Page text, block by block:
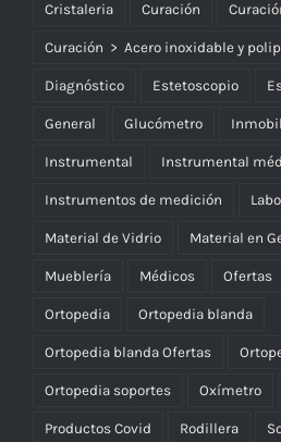
Cristaleria Curación
Curación > Acero inoxidable y
Diagnóstico Estetoscopio
General Glucómetro
Instrumental Instrumental
Instrumentos de medición
Material de Vidrio Material en
Mueblería Médicos Ofertas
Ortopedia Ortopedia blanda
Ortopedia blanda Ofertas
Ortopedia soportes Oxímetro
Productos Covid Rodillera